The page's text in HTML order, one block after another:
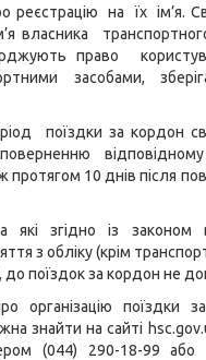
реєстрацію на їх ім’я.
власника
право
засобами,
поїздки за кордон
відповідному
протягом 10 днів після
які згідно із законом
з обліку (крім
поїздок за кордон не
організацію поїздки
знайти на сайті
(044) 290-18-99 або